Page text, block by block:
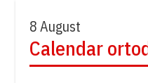
8 August
Calendar